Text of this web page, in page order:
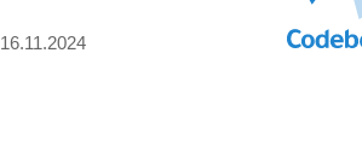
16.11.2024